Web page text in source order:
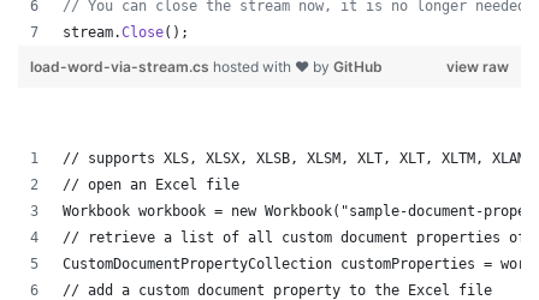
// You can close the stream now, it is no longer needed
stream.Close( ) ;
view raw
load-word-via-stream.cs hosted with ❤ by GitHub
// supports XLS, XLSX, XLSB, XLSM, XLT, XLT, XLTM,
// open an Excel file
Workbook workbook = new Workbook("sample-document-
// retrieve a list of all custom document properties of
CustomDocumentPropertyCollection customProperties =
// add a custom document property to the Excel file